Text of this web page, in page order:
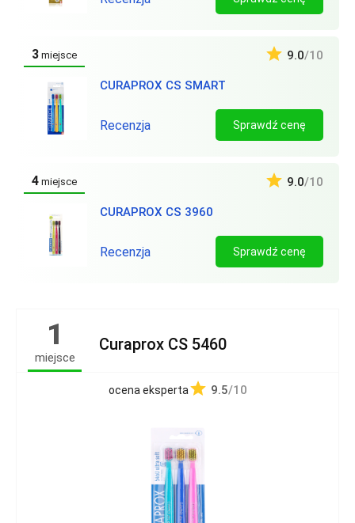
3 miejsce
CURAPROX CS SMART
9.0/10
Recenzja Sprawdź cenę
4 miejsce
CURAPROX CS 3960
9.0/10
Recenzja Sprawdź cenę
1
miejsce
Curaprox CS 5460
ocena eksperta 9.5/10